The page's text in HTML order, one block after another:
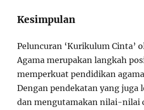
Kesimpulan
Peluncuran ‘Kurikulum Cinta’
Agama merupakan langkah
memperkuat pendidikan
Dengan pendekatan yang juga
dan mengutamakan nilai-nilai